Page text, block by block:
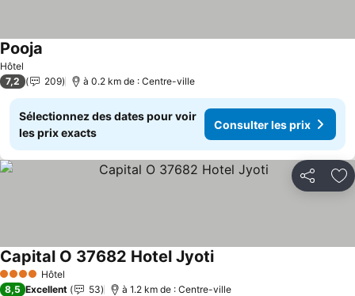
Hôtel
Pooja
7,2 209 à 0.2 km de : Centre-ville
Sélectionnez des dates pour voir
les prix exacts
Consulter les prix
Partager
4 Étoiles Hôtel
Capital O 37682 Hotel Jyoti
8,5 Excellent 53 à 1.2 km de : Centre-ville